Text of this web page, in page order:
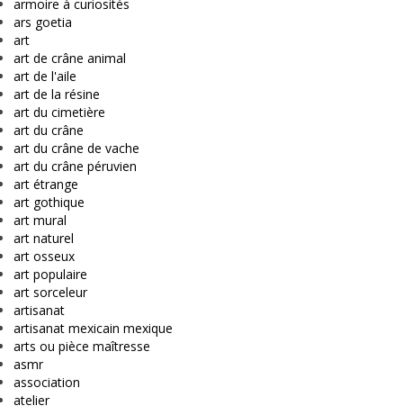
armoire à curiosités
ars goetia
art
art de crâne animal
art de l'aile
art de la résine
art du cimetière
art du crâne
art du crâne de vache
art du crâne péruvien
art étrange
art gothique
art mural
art naturel
art osseux
art populaire
art sorceleur
artisanat
artisanat mexicain mexique
arts ou pièce maîtresse
asmr
association
atelier